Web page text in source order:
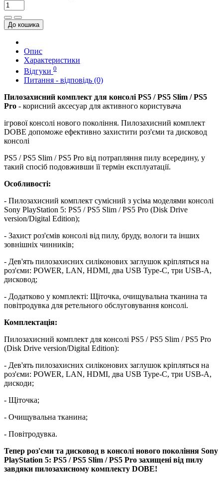
До кошика
Опис
Характеристики
Відгуки 0
Питання - відповідь (0)
Пилозахисний комплект для консолі PS5 / PS5 Slim / PS5
Pro - корисний аксесуар для активного користувача
ігрової консолі нового покоління. Пилозахисний комплект
DOBE допоможе ефективно захистити роз'єми та дисковод
консолі
PS5 / PS5 Slim / PS5 Pro від потрапляння пилу всередину, у
такий спосіб подовживши її термін експлуатації.
Особливості:
- Пилозахисний комплект сумісний з усіма моделями консолі
Sony PlayStation 5: PS5 / PS5 Slim / PS5 Pro (Disk Drive
version/Digital Edition);
- Захист роз'ємів консолі від пилу, бруду, вологи та інших
зовнішніх чинників;
- Дев'ять пилозахисних силіконових заглушок кріпляться на
роз'єми: POWER, LAN, HDMI, два USB Type-C, три USB-A,
дисковод;
- Додатково у комплекті: Щіточка, очищувальна тканина та
повітродувка для ретельного обслуговування консолі.
Комплектація:
Пилозахисний комплект для консолі PS5 / PS5 Slim / PS5 Pro
(Disk Drive version/Digital Edition):
- Дев'ять пилозахисних силіконових заглушок кріпляться на
роз'єми: POWER, LAN, HDMI, два USB Type-C, три USB-A,
дискоди;
- Щіточка;
- Очищувальна тканина;
- Повітродувка.
Тепер роз'єми та дисковод в консолі нового покоління Sony
PlayStation 5: PS5 / PS5 Slim / PS5 Pro захищені від пилу
завдяки пилозахисному комплекту DOBE!